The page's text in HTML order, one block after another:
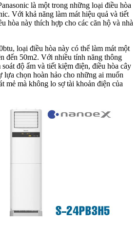
là một trong những loại điều hòa
Với khả năng làm mát hiệu quả và tiết
hòa này thích hợp cho các căn hộ và nhà
loại điều hòa này có thể làm mát một
đến 50m2. Với nhiều tính năng thông
độ ẩm và tiết kiệm điện, điều hòa cây
lựa chọn hoàn hảo cho những ai muốn
mẻ mà không lo sợ tài khoản điện của